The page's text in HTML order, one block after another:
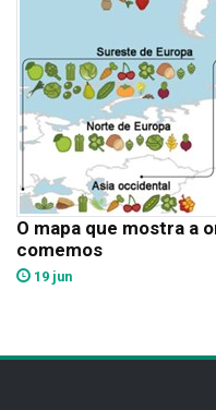
O mapa que mostra a
comemos
19 jun